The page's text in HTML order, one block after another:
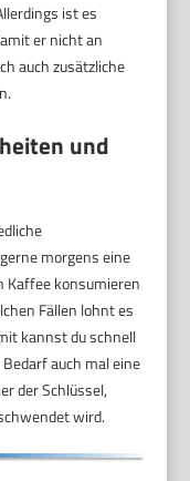
ist es
er nicht an
auch zusätzliche
und
morgens eine
Kaffee konsumieren
Fällen lohnt es
kannst du schnell
auch mal eine
der Schlüssel,
wird.